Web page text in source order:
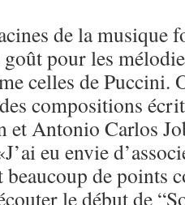
de la musique
pour les
celles de Puccini.
compositions
et Antonio Carlos
eu envie
de points
le début de